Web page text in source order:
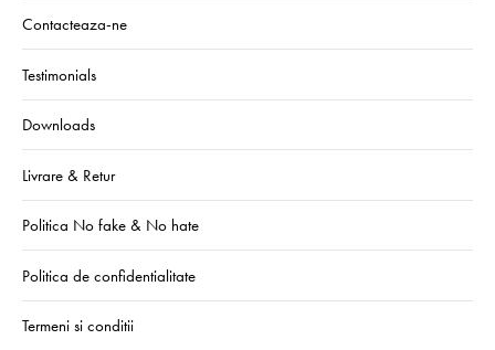
Contacteaza-ne
Testimonials
Downloads
Livrare & Retur
Politica No fake & No hate
Politica de confidentialitate
Termeni si conditii